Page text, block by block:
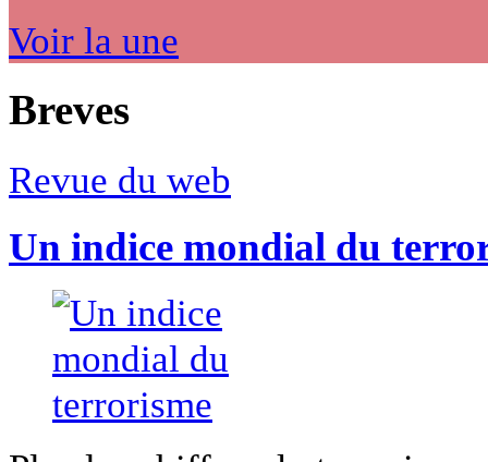
Voir la une
Breves
Revue du web
Un indice mondial du